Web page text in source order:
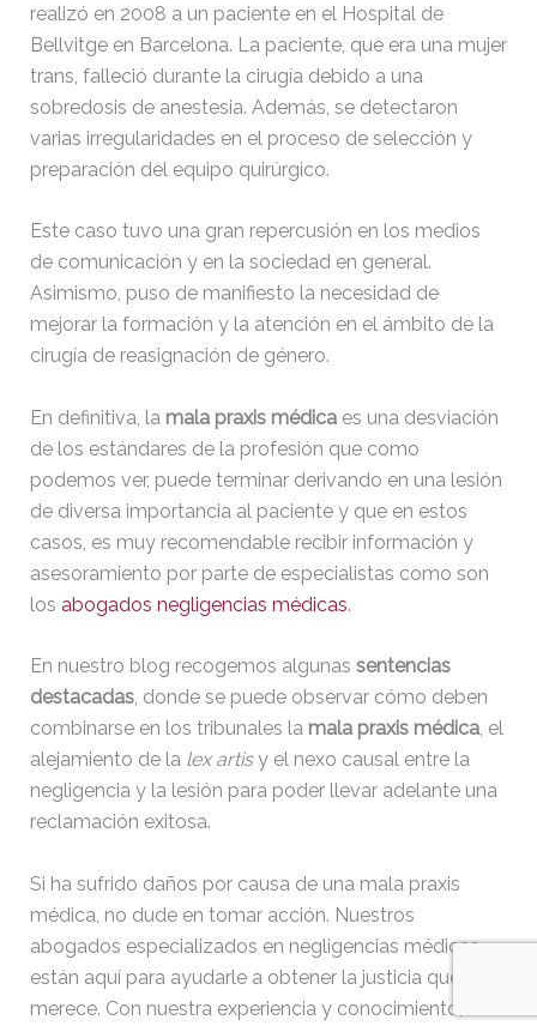
realizó en 2008 a un paciente en el Hospital de
Bellvitge en Barcelona. La paciente, que era una mujer
trans, falleció durante la cirugía debido a una
sobredosis de anestesia. Además, se detectaron
varias irregularidades en el proceso de selección y
preparación del equipo quirúrgico.
Este caso tuvo una gran repercusión en los medios
de comunicación y en la sociedad en general.
Asimismo, puso de manifiesto la necesidad de
mejorar la formación y la atención en el ámbito de la
cirugía de reasignación de género.
En definitiva, la mala praxis médicaes una desviación
de los estándares de la profesión que como
podemos ver, puede terminar derivando en una lesión
de diversa importancia al paciente y que en estos
casos, es muy recomendable recibir información y
asesoramiento por parte de especialistas como son
los abogados negligencias médicas.
En nuestro blog recogemos algunas sentencias
destacadas, donde se puede observar cómo deben
combinarse en los tribunales la mala praxis médica, el
alejamiento de la lex artisy el nexo causal entre la
negligencia y la lesión para poder llevar adelante una
reclamación exitosa.
Si ha sufrido daños por causa de una mala praxis
médica, no dude en tomar acción. Nuestros
abogados especializados en negligencias médicas
están aquí para ayudarle a obtener la justicia que
merece. Con nuestra experiencia y conocimiento,